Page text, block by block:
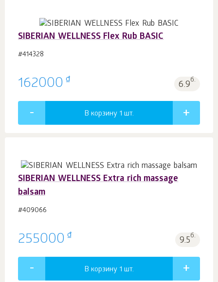
SIBERIAN WELLNESS Flex Rub BASIC
#414328
162000 ₫ 6.9б.
В корзину 1 шт.
SIBERIAN WELLNESS Extra rich massage
balsam
#409066
255000 ₫ 9.5б.
В корзину 1 шт.